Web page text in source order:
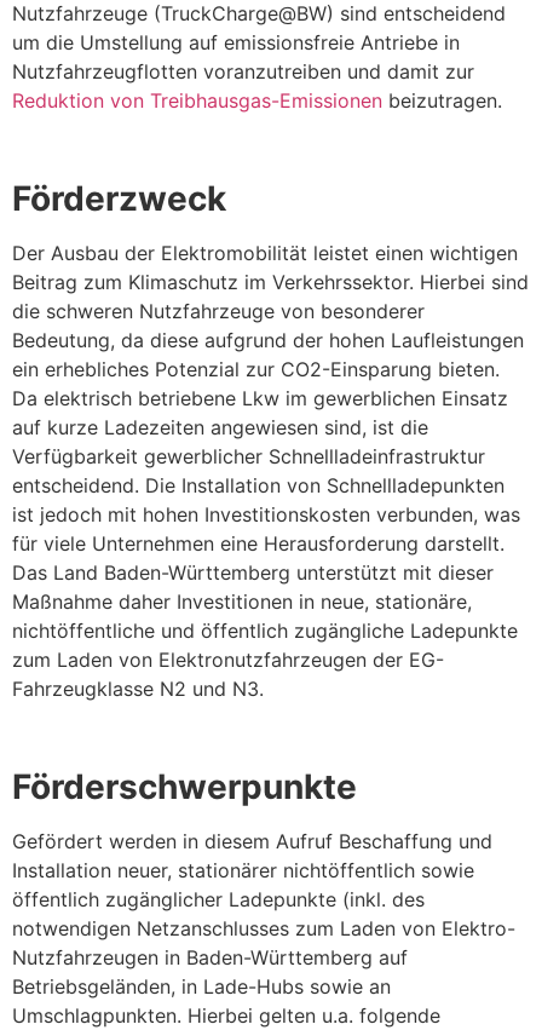
Nutzfahrzeuge (TruckCharge@BW) sind entscheidend
um die Umstellung auf emissionsfreie Antriebe in
Nutzfahrzeugflotten voranzutreiben und damit zur
Reduktion von Treibhausgas-Emissionen beizutragen.
Förderzweck
Der Ausbau der Elektromobilität leistet einen wichtigen
Beitrag zum Klimaschutz im Verkehrssektor. Hierbei sind
die schweren Nutzfahrzeuge von besonderer
Bedeutung, da diese aufgrund der hohen Laufleistungen
ein erhebliches Potenzial zur CO2-Einsparung bieten.
Da elektrisch betriebene Lkw im gewerblichen Einsatz
auf kurze Ladezeiten angewiesen sind, ist die
Verfügbarkeit gewerblicher Schnellladeinfrastruktur
entscheidend. Die Installation von Schnellladepunkten
ist jedoch mit hohen Investitionskosten verbunden, was
für viele Unternehmen eine Herausforderung darstellt.
Das Land Baden-Württemberg unterstützt mit dieser
Maßnahme daher Investitionen in neue, stationäre,
nichtöffentliche und öffentlich zugängliche Ladepunkte
zum Laden von Elektronutzfahrzeugen der EG-
Fahrzeugklasse N2 und N3.
Förderschwerpunkte
Gefördert werden in diesem Aufruf Beschaffung und
Installation neuer, stationärer nichtöffentlich sowie
öffentlich zugänglicher Ladepunkte (inkl. des
notwendigen Netzanschlusses zum Laden von Elektro-
Nutzfahrzeugen in Baden-Württemberg auf
Betriebsgeländen, in Lade-Hubs sowie an
Umschlagpunkten. Hierbei gelten u.a. folgende